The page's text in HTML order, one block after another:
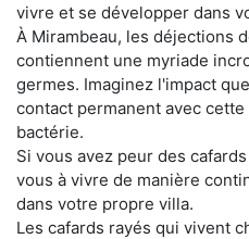
vivre et se développer dans
À Mirambeau, les déjections
contiennent une myriade
germes. Imaginez l'impact
contact permanent avec
bactérie.
Si vous avez peur des
vous à vivre de manière
dans votre propre villa.
Les cafards rayés qui vivent